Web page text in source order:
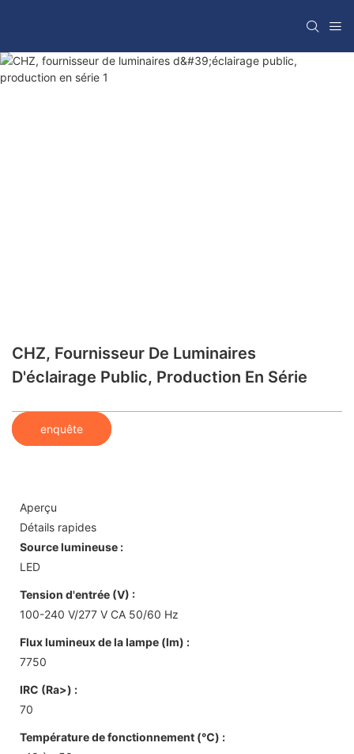
CHZ, Fournisseur De Luminaires
D'éclairage Public, Production En Série
enquête
Aperçu
Détails rapides
Source lumineuse :
LED
Tension d'entrée (V) :
100-240 V/277 V CA 50/60 Hz
Flux lumineux de la lampe (lm) :
7750
IRC (Ra>) :
70
Température de fonctionnement (℃) :